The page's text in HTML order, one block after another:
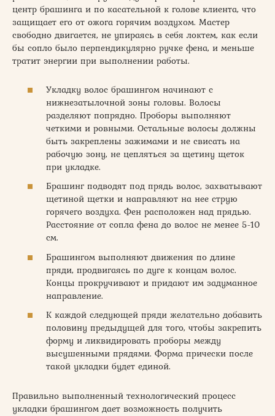
центр брашинга и по касательной к голове клиента, что
защищает его от ожога горячим воздухом. Мастер
свободно двигается, не упираясь в себя локтем, как если
бы сопло было перпендикулярно ручке фена, и меньше
тратит энергии при выполнении работы.
Укладку волос брашингом начинают с
нижнезатылочной зоны головы. Волосы
разделяют попрядно. Проборы выполняют
четкими и ровными. Остальные волосы должны
быть закреплены зажимами и не свисать на
рабочую зону, не цепляться за щетину щеток
при укладке.
Брашинг подводят под прядь волос, захватывают
щетиной щетки и направляют на нее струю
горячего воздуха. Фен расположен над прядью.
Расстояние от сопла фена до волос не менее 5-10
см.
Брашингом выполняют движения по длине
пряди, продвигаясь по дуге к концам волос.
Концы прокручивают и придают им задуманное
направление.
К каждой следующей пряди желательно добавить
половину предыдущей для того, чтобы закрепить
форму и ликвидировать проборы между
высушенными прядями. Форма прически после
такой укладки будет единой.
Правильно выполненный технологический процесс
укладки брашингом дает возможность получить